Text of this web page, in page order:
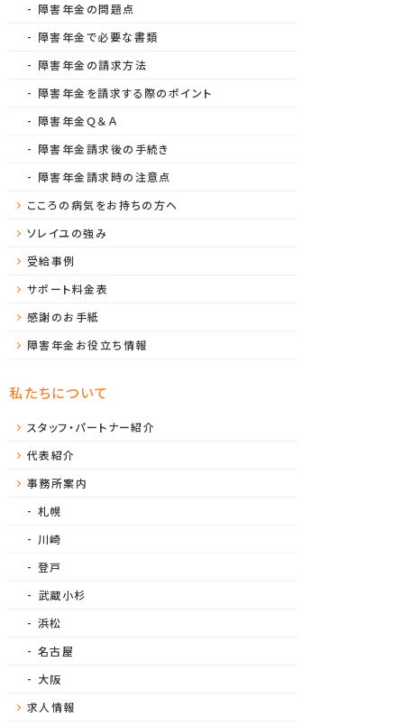
障害年金の問題点
障害年金で必要な書類
障害年金の請求方法
障害年金を請求する際のポイント
障害年金Ｑ＆Ａ
障害年金請求後の手続き
障害年金請求時の注意点
こころの病気をお持ちの方へ
ソレイユの強み
受給事例
サポート料金表
感謝のお手紙
障害年金お役立ち情報
私たちについて
スタッフ・パートナー紹介
代表紹介
事務所案内
札幌
川崎
登戸
武蔵小杉
浜松
名古屋
大阪
求人情報